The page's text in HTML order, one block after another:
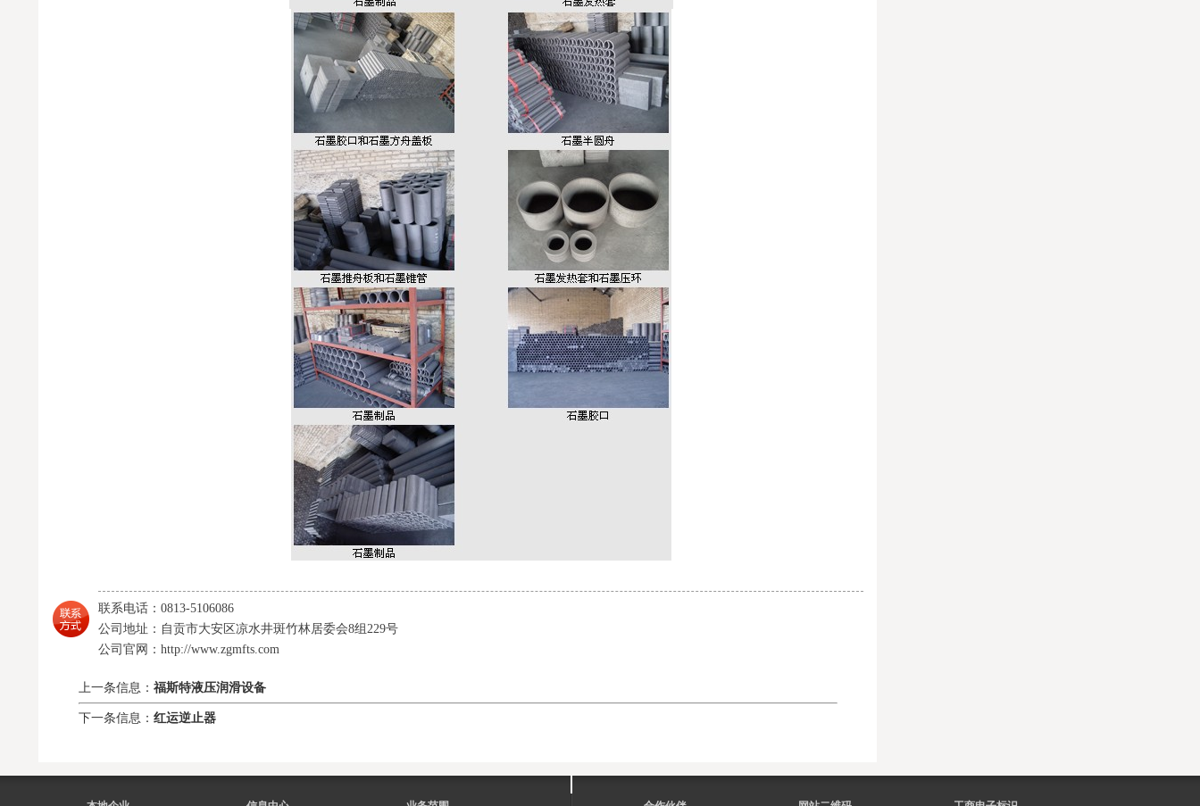
联系电话：0813-5106086
公司地址：自贡市大安区凉水井斑竹林居委会8组229号
公司官网：http://www.zgmfts.com
上一条信息： 福斯特液压润滑设备
下一条信息： 红运逆止器